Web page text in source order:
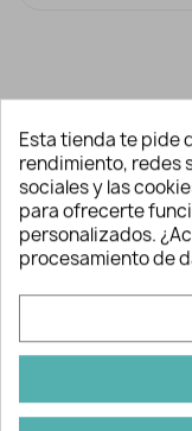
para
Paraguas
de plástico
deLa
8 varillas.
seta.
Esta tienda te pide
rendimiento, redes
sociales y las
para ofrecerte
personalizados.
procesamiento de